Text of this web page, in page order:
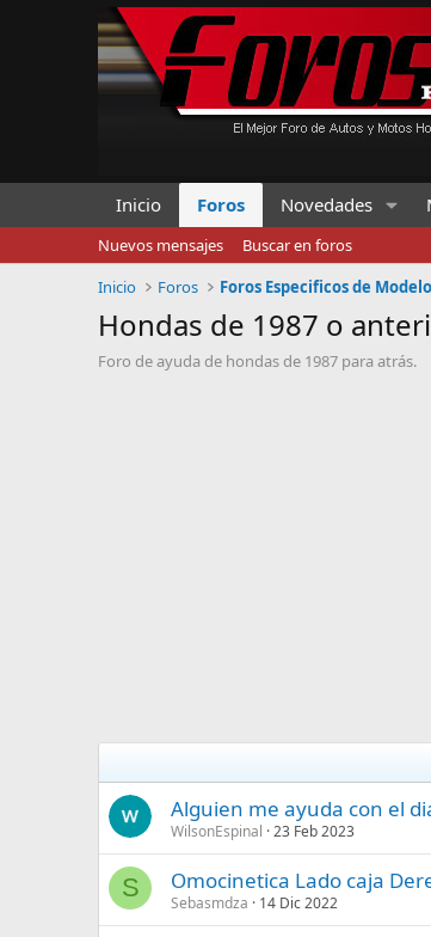
Inicio Foros Novedades
Nuevos mensajes
Buscar en foros
Inicio
Foros Foros Especificos de
Hondas de 1987 o
Foro de ayuda de hondas de 1987 para atrás.
Alguien me ayuda con el
WilsonEspinal 23 Feb 2023
S Omocinetica Lado caja
Sebasmdza 14 Dic 2022